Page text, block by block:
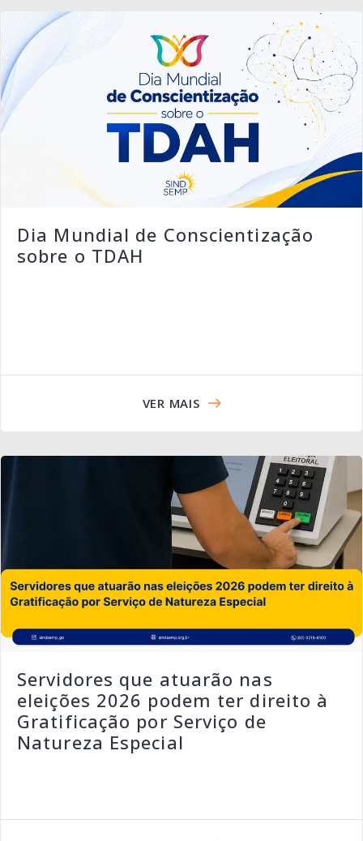
Dia Mundial de Conscientização
sobre o TDAH
VER MAIS
Servidores que atuarão nas
eleições 2026 podem ter direito à
Gratificação por Serviço de
Natureza Especial